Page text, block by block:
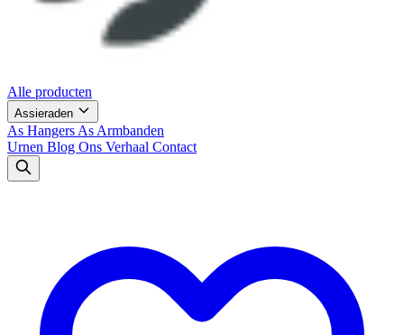
Alle producten
Assieraden
As Hangers As Armbanden
Urnen Blog Ons Verhaal Contact